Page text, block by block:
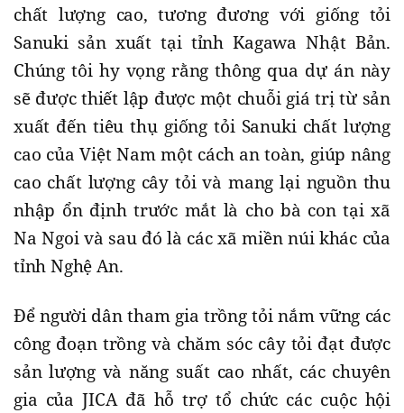
chất lượng cao, tương đương với giống tỏi
Sanuki sản xuất tại tỉnh Kagawa Nhật Bản.
Chúng tôi hy vọng rằng thông qua dự án này
sẽ được thiết lập được một chuỗi giá trị từ sản
xuất đến tiêu thụ giống tỏi Sanuki chất lượng
cao của Việt Nam một cách an toàn, giúp nâng
cao chất lượng cây tỏi và mang lại nguồn thu
nhập ổn định trước mắt là cho bà con tại xã
Na Ngoi và sau đó là các xã miền núi khác của
tỉnh Nghệ An.
Để người dân tham gia trồng tỏi nắm vững các
công đoạn trồng và chăm sóc cây tỏi đạt được
sản lượng và năng suất cao nhất, các chuyên
gia của JICA đã hỗ trợ tổ chức các cuộc hội